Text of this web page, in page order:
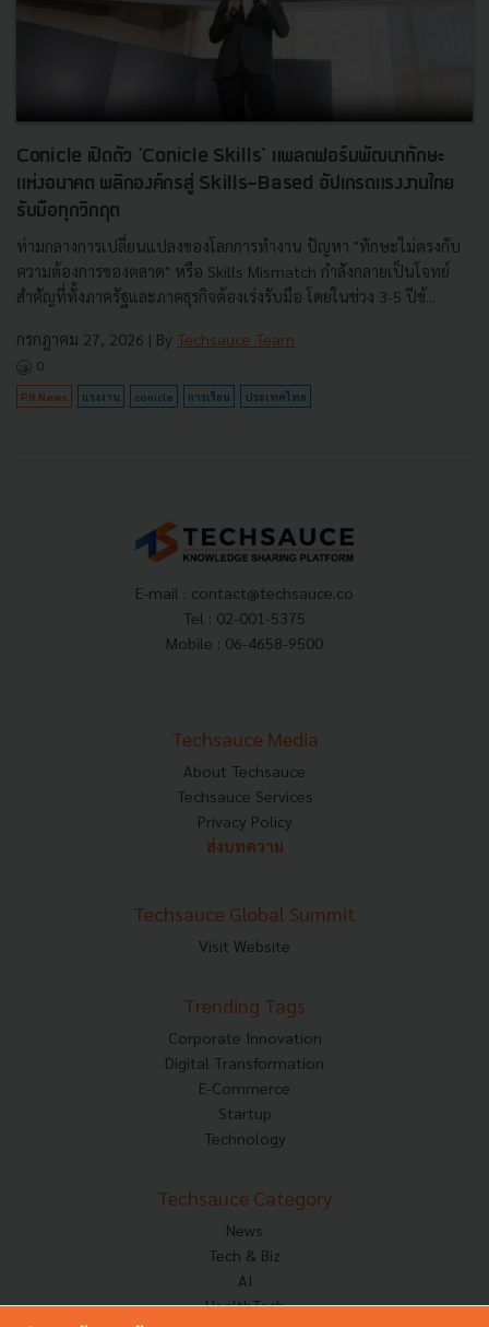
Conicle เปิดตัว 'Conicle Skills' แพลตฟอร์มพัฒนาทักษะ
แห่งอนาคต พลิกองค์กรสู่ Skills-Based อัปเกรดแรงงานไทย
รับมือทุกวิกฤต
ท่ามกลางการเปลี่ยนแปลงของโลกการทำงาน ปัญหา "ทักษะไม่ตรงกับ
ความต้องการของตลาด" หรือ Skills Mismatch กำลังกลายเป็นโจทย์
สำคัญที่ทั้งภาครัฐและภาคธุรกิจต้องเร่งรับมือ โดยในช่วง 3-5 ปีข้...
กรกฎาคม 27, 2026 | By Techsauce Team
0
PR News แรงงาน conicle การเรียน ประเทศไทย
E-mail : contact@techsauce.co
Tel : 02-001-5375
Mobile : 06-4658-9500
Techsauce Media
About Techsauce
Techsauce Services
Privacy Policy
ส่งบทความ
Techsauce Global Summit
Visit Website
Trending Tags
Corporate Innovation
Digital Transformation
E-Commerce
Startup
Technology
Techsauce Category
News
Tech & Biz
AI
HealthTech